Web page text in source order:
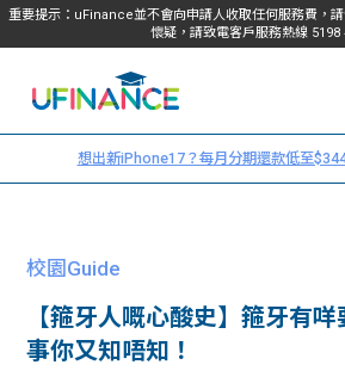
重要提示：uFinance並不會向申請人收取任何服務費，
懷疑，請致電客戶服務熱線 5198
我們
服務
想出新iPhone17？每月分期還款低至$344
校園Guide
【箍牙人嘅心酸史】箍牙有
事你又知唔知！